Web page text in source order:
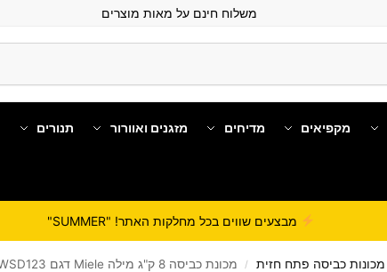
משלוח חינם על מאות מוצרים
מקפיאים מדיחים מזגנים ואוורור תנורים
מבצעים שווים בכל מחלקות האתר! "SUMMER"
מכונות כביסה פתח חזית / מכונת כביסה 8 ק"ג מילה Miele דגם WSD123